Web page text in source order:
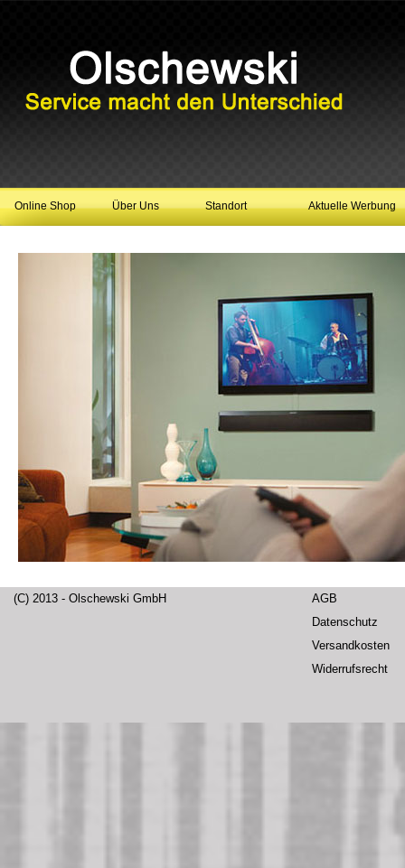
Online Shop Über Uns Standort Aktuelle Werbung
(C) 2013 - Olschewski GmbH
AGB
Datenschutz
Versandkosten
Widerrufsrecht